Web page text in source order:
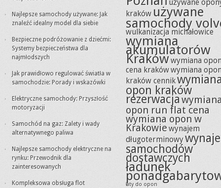
Najlepsze samochody używane: Jak
znaleźć idealny model dla siebie
Bezpieczne podróżowanie z dziećmi:
Systemy bezpieczeństwa dla
najmłodszych
Jak prawidłowo regulować światła w
samochodzie: Porady i wskazówki
Elektryczne samochody: Przyszłość
motoryzacji
Samochód na gaz: Zalety i wady
alternatywnego paliwa
Najlepsze samochody elektryczne na
rynku: Przewodnik dla
zainteresowanych
Kompleksowa obsługa flot
używane
kraków używane
samochody
wulkanizacja michałowice
wymiana
akumulatorów
Krakówwymiana
cena krakówwymiana
kraków cennik
opon kraków
rezerwacja
opon run flat cena
wymiana opon w
Krakowiewynajem
długoterminowy
samochodów
dostawczych
ładunek
łaty do opon